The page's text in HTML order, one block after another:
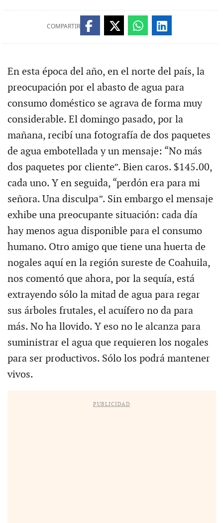
COMPARTIR
En esta época del año, en el norte del país, la
preocupación por el abasto de agua para
consumo doméstico se agrava de forma muy
considerable. El domingo pasado, por la
mañana, recibí una fotografía de dos paquetes
de agua embotellada y un mensaje: “No más
dos paquetes por cliente”. Bien caros. $145.00,
cada uno. Y en seguida, “perdón era para mi
señora. Una disculpa”. Sin embargo el mensaje
exhibe una preocupante situación: cada día
hay menos agua disponible para el consumo
humano. Otro amigo que tiene una huerta de
nogales aquí en la región sureste de Coahuila,
nos comentó que ahora, por la sequía, está
extrayendo sólo la mitad de agua para regar
sus árboles frutales, el acuífero no da para
más. No ha llovido. Y eso no le alcanza para
suministrar el agua que requieren los nogales
para ser productivos. Sólo los podrá mantener
vivos.
PUBLICIDAD